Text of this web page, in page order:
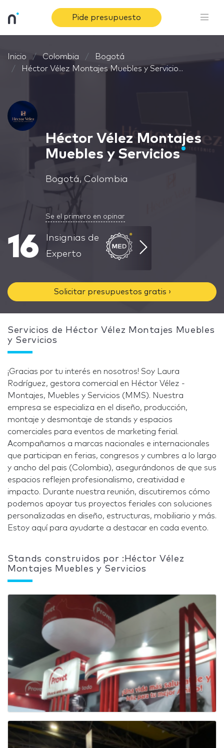
Pide presupuesto
Inicio Colombia
Bogotá
Héctor Vélez Montajes Muebles y Servicio...
Héctor Vélez Montajes
Muebles y Servicios
Bogotá, Colombia
Se el primero en opinar
16
Insignias de
Experto
Solicitar presupuestos gratis ›
Servicios de Héctor Vélez Montajes Muebles
y Servicios
¡Gracias por tu interés en nosotros! Soy Laura
Rodríguez, gestora comercial en Héctor Vélez -
Montajes, Muebles y Servicios (MMS). Nuestra
empresa se especializa en el diseño, producción,
montaje y desmontaje de stands y espacios
comerciales para eventos de marketing ferial.
Acompañamos a marcas nacionales e internacionales
que participan en ferias, congresos y cumbres a lo largo
y ancho del pais (Colombia), asegurándonos de que sus
espacios reflejen profesionalismo, creatividad e
impacto. Durante nuestra reunión, discutiremos cómo
podemos apoyar tus proyectos feriales con soluciones
personalizadas en diseño, estructuras, mobiliario y más.
Estoy aquí para ayudarte a destacar en cada evento.
Stands construidos por :Héctor Vélez
Montajes Muebles y Servicios